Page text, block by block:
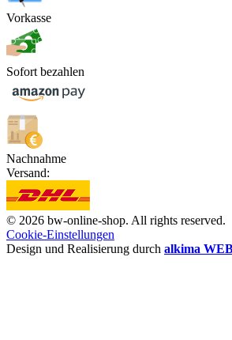
Vorkasse
Sofort bezahlen
Nachnahme
Versand:
© 2026 bw-online-shop. All rights reserved.
Cookie-Einstellungen
Design und Realisierung durch alkima